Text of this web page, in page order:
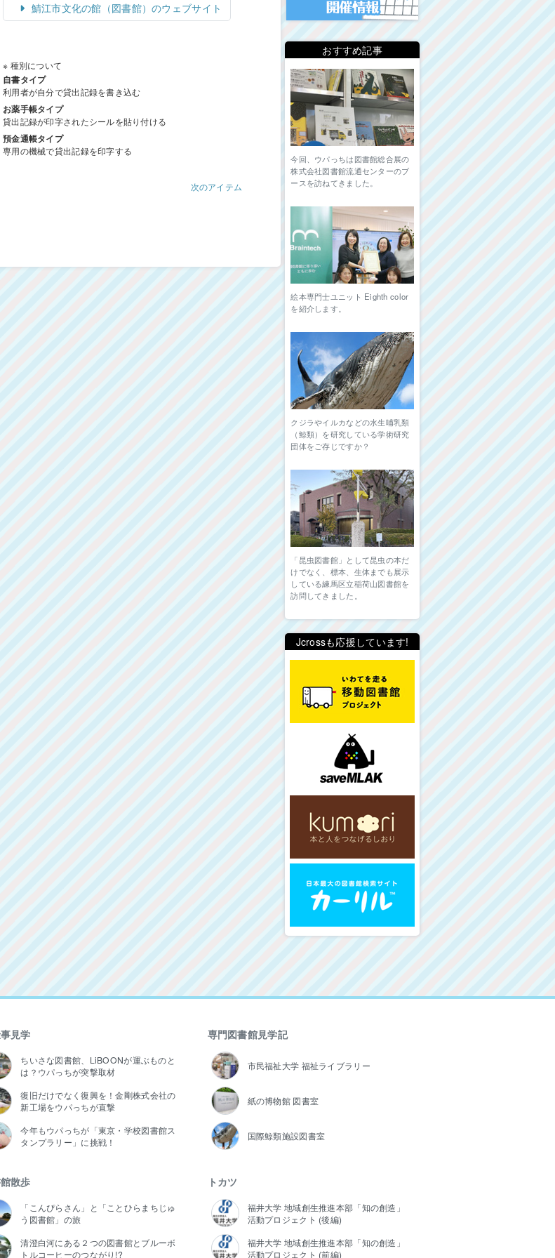
鯖江市文化の館（図書館）のウェブサイト
※ 種別について
自書タイプ
利用者が自分で貸出記録を書き込む
お薬手帳タイプ
貸出記録が印字されたシールを貼り付ける
預金通帳タイプ
専用の機械で貸出記録を印字する
次のアイテム
おすすめ記事
今回、ウパっちは図書館総合展の
株式会社図書館流通センターのブ
ースを訪ねてきました。
絵本専門士ユニット Eighth color
を紹介します。
クジラやイルカなどの水生哺乳類
（鯨類）を研究している学術研究
団体をご存じですか？
「昆虫図書館」として昆虫の本だ
けでなく、標本、生体までも展示
している練馬区立稲荷山図書館を
訪問してきました。
Jcrossも応援しています!
見学
ちいさな図書館、LiBOONが運ぶものと
は？ウパっちが突撃取材
復旧だけでなく復興を！金剛株式会社の
新工場をウパっちが直撃
今年もウパっちが「東京・学校図書館ス
タンプラリー」に挑戦！
専門図書館見学記
市民福祉大学 福祉ライブラリー
紙の博物館 図書室
国際鯨類施設図書室
散歩
「こんぴらさん」と「ことひらまちじゅ
う図書館」の旅
清澄白河にある２つの図書館とブルーボ
トルコーヒーのつながり!?
トカツ
福井大学 地域創生推進本部「知の創造」
活動プロジェクト (後編)
福井大学 地域創生推進本部「知の創造」
活動プロジェクト (前編)